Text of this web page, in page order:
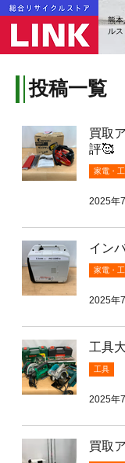
熊本
ル
投稿一覧
買取
評🥰
家電・
2025年
イン
家電・
2025年
工具
工具
2025年
買取